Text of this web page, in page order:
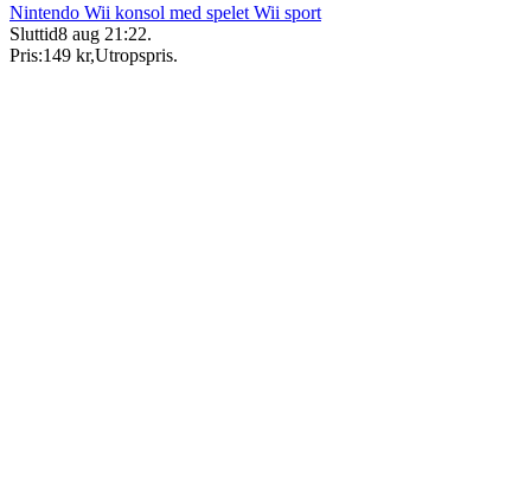
Nintendo Wii konsol med spelet Wii sport
Sluttid8 aug 21:22.
Pris:149 kr,Utropspris.